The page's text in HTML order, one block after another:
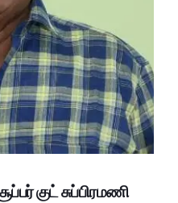
குட் சுப்பிரமணி